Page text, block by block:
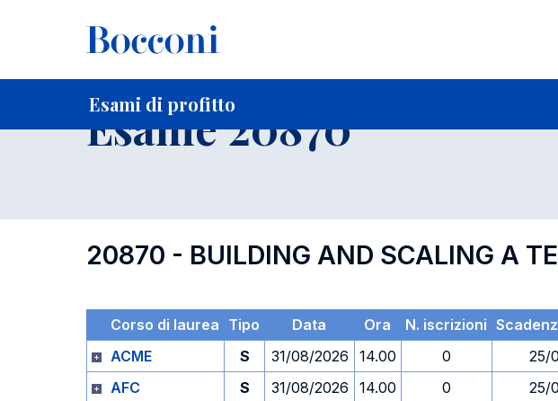
Esami di profitto
Home Per studenti iscritti
Esame 20870
20870 - BUILDING AND SCALING A
Corso di laurea Tipo Data Ora N. iscrizioni
ACME
S 31/08/2026 14.00 0
25/
AFC
S 31/08/2026 14.00 0
25/